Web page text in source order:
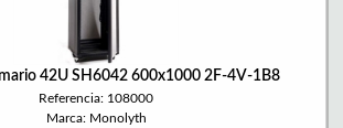
42U SH6042 600x1000 2F-4V-1B8
Referencia: 108000
Marca: Monolyth